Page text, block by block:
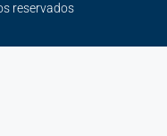
reservados